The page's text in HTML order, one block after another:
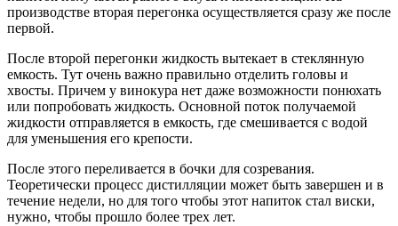
производстве вторая перегонка осуществляется сразу же после
первой.
После второй перегонки жидкость вытекает в стеклянную
емкость. Тут очень важно правильно отделить головы и
хвосты. Причем у винокура нет даже возможности понюхать
или попробовать жидкость. Основной поток получаемой
жидкости отправляется в емкость, где смешивается с водой
для уменьшения его крепости.
После этого переливается в бочки для созревания.
Теоретически процесс дистилляции может быть завершен и в
течение недели, но для того чтобы этот напиток стал виски,
нужно, чтобы прошло более трех лет.